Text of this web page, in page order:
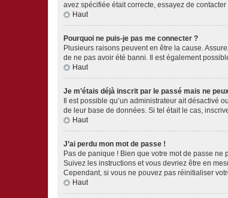
avez spécifiée était correcte, essayez de
Haut
Pourquoi ne puis-je pas me connecter ?
Plusieurs raisons peuvent en être la cause.
de ne pas avoir été banni. Il est également
Haut
Je m’étais déjà inscrit par le passé mais ne
Il est possible qu’un administrateur ait
de leur base de données. Si tel était le cas,
Haut
J’ai perdu mon mot de passe !
Pas de panique ! Bien que votre mot de passe
Suivez les instructions et vous devriez être en
Cependant, si vous ne pouvez pas réinitialiser
Haut